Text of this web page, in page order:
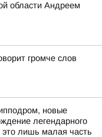
области Андреем
громче слов
новые
легендарного
лишь малая часть